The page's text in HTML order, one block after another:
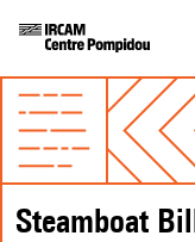
Steamboat